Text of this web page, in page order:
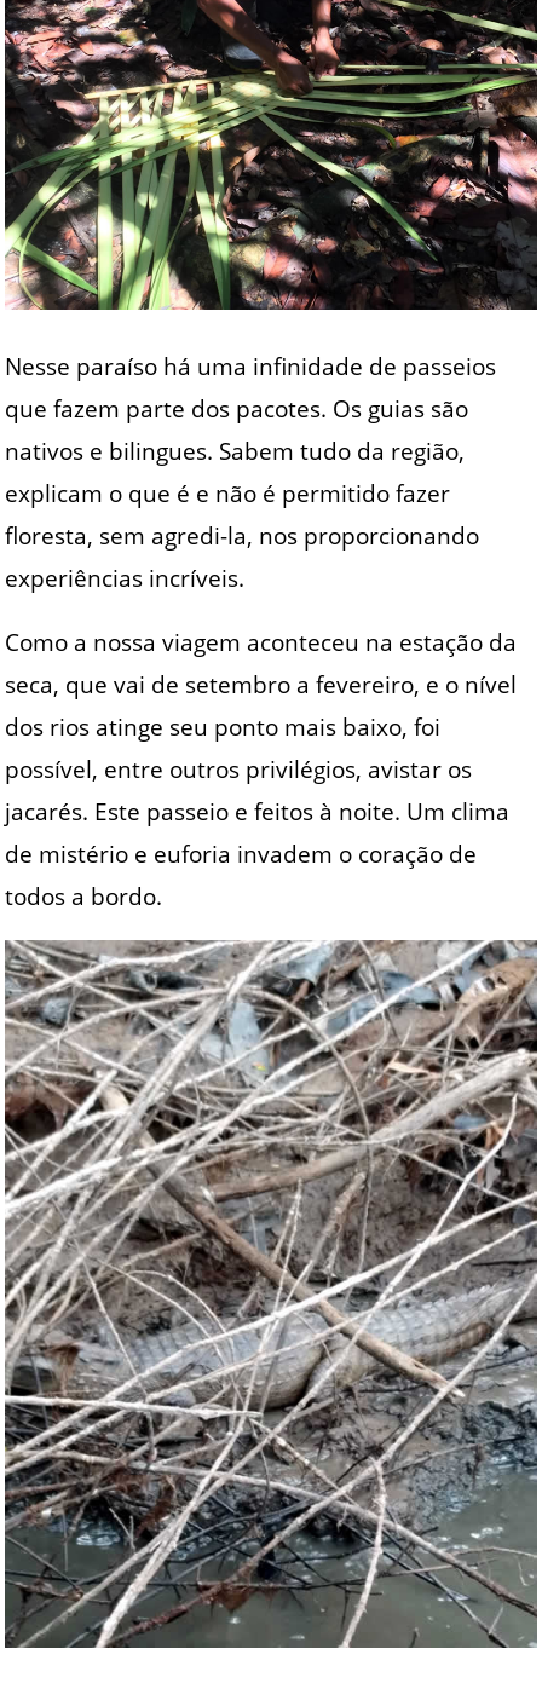
Nesse paraíso há uma infinidade de passeios
que fazem parte dos pacotes. Os guias são
nativos e bilingues. Sabem tudo da região,
explicam o que é e não é permitido fazer
floresta, sem agredi-la, nos proporcionando
experiências incríveis.
Como a nossa viagem aconteceu na estação da
seca, que vai de setembro a fevereiro, e o nível
dos rios atinge seu ponto mais baixo, foi
possível, entre outros privilégios, avistar os
jacarés. Este passeio e feitos à noite. Um clima
de mistério e euforia invadem o coração de
todos a bordo.